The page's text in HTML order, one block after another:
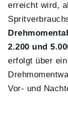
erreicht wird,
2.200 und
erfolgt über
Vor- und